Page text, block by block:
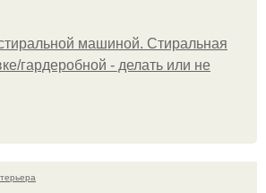
машиной. Стиральная
гардеробной - делать или не